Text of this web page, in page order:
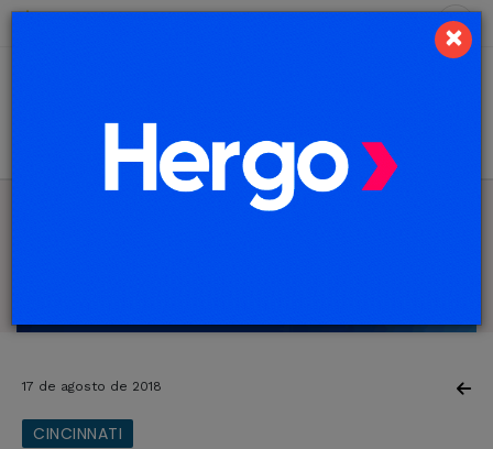
17 de agosto de 2018
CINCINNATI
×